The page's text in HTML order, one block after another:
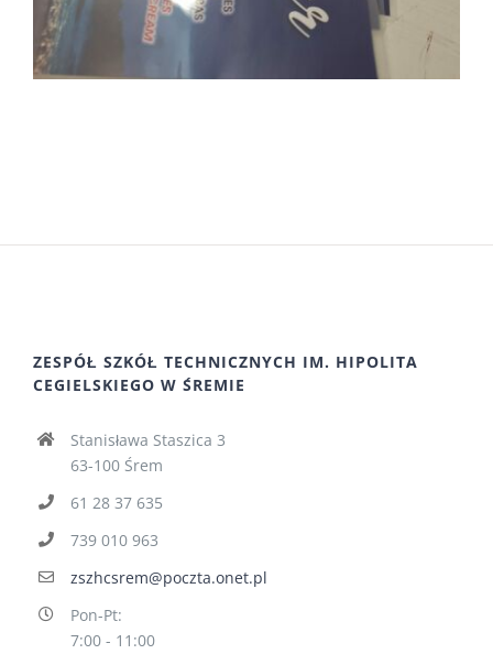
ZESPÓŁ SZKÓŁ TECHNICZNYCH IM. HIPOLITA
CEGIELSKIEGO W ŚREMIE
Stanisława Staszica 3
63-100 Śrem
61 28 37 635
739 010 963
zszhcsrem@poczta.onet.pl
Pon-Pt:
7:00 - 11:00